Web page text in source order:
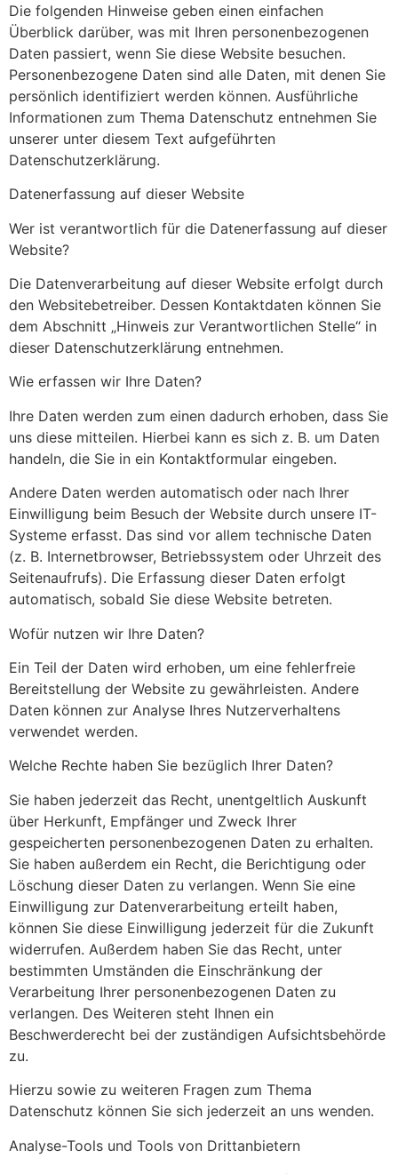
Die folgenden Hinweise geben einen einfachen
Überblick darüber, was mit Ihren personenbezogenen
Daten passiert, wenn Sie diese Website besuchen.
Personenbezogene Daten sind alle Daten, mit denen Sie
persönlich identifiziert werden können. Ausführliche
Informationen zum Thema Datenschutz entnehmen Sie
unserer unter diesem Text aufgeführten
Datenschutzerklärung.
Datenerfassung auf dieser Website
Wer ist verantwortlich für die Datenerfassung auf dieser
Website?
Die Datenverarbeitung auf dieser Website erfolgt durch
den Websitebetreiber. Dessen Kontaktdaten können Sie
dem Abschnitt „Hinweis zur Verantwortlichen Stelle“ in
dieser Datenschutzerklärung entnehmen.
Wie erfassen wir Ihre Daten?
Ihre Daten werden zum einen dadurch erhoben, dass Sie
uns diese mitteilen. Hierbei kann es sich z. B. um Daten
handeln, die Sie in ein Kontaktformular eingeben.
Andere Daten werden automatisch oder nach Ihrer
Einwilligung beim Besuch der Website durch unsere IT-
Systeme erfasst. Das sind vor allem technische Daten
(z. B. Internetbrowser, Betriebssystem oder Uhrzeit des
Seitenaufrufs). Die Erfassung dieser Daten erfolgt
automatisch, sobald Sie diese Website betreten.
Wofür nutzen wir Ihre Daten?
Ein Teil der Daten wird erhoben, um eine fehlerfreie
Bereitstellung der Website zu gewährleisten. Andere
Daten können zur Analyse Ihres Nutzerverhaltens
verwendet werden.
Welche Rechte haben Sie bezüglich Ihrer Daten?
Sie haben jederzeit das Recht, unentgeltlich Auskunft
über Herkunft, Empfänger und Zweck Ihrer
gespeicherten personenbezogenen Daten zu erhalten.
Sie haben außerdem ein Recht, die Berichtigung oder
Löschung dieser Daten zu verlangen. Wenn Sie eine
Einwilligung zur Datenverarbeitung erteilt haben,
können Sie diese Einwilligung jederzeit für die Zukunft
widerrufen. Außerdem haben Sie das Recht, unter
bestimmten Umständen die Einschränkung der
Verarbeitung Ihrer personenbezogenen Daten zu
verlangen. Des Weiteren steht Ihnen ein
Beschwerderecht bei der zuständigen Aufsichtsbehörde
zu.
Hierzu sowie zu weiteren Fragen zum Thema
Datenschutz können Sie sich jederzeit an uns wenden.
Analyse-Tools und Tools von Dritt­anbietern